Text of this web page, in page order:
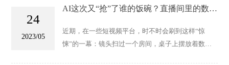
24
2023/05
AI这次又“抢”了谁的饭碗？直播间里的数字
近期，在一些短视频平台，时不时会刷到这样“惊
悚”的一幕：镜头扫过一个房间，桌子上摆放着数十